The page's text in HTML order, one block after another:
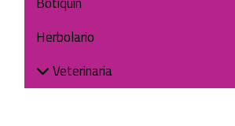
Herbolario
Veterinaria